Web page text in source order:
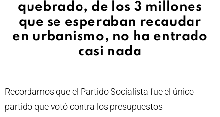
quebrado, de los 3 millones
que se esperaban recaudar
en urbanismo, no ha entrado
casi nada
Recordamos que el Partido Socialista fue el único
partido que votó contra los presupuestos